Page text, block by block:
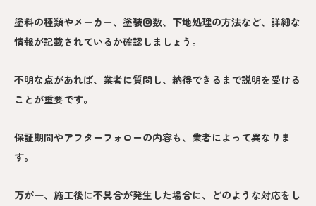
塗料の種類やメーカー、塗装回数、下地処理の方法など、詳細な
情報が記載されているか確認しましょう。
不明な点があれば、業者に質問し、納得できるまで説明を受ける
ことが重要です。
保証期間やアフターフォローの内容も、業者によって異なりま
す。
万が一、施工後に不具合が発生した場合に、どのような対応をし